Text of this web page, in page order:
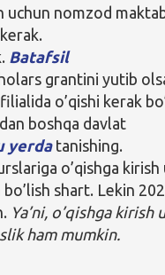
uchun nomzod
Batafsil
grantini yutib
o’qishi kerak
boshqa davlat
yerda tanishing.
o’qishga kirish
shart. Lekin
Ya’ni, o’qishga kirish
ham mumkin.